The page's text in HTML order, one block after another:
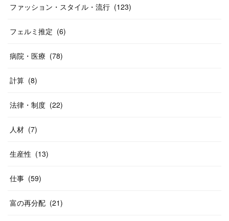
ファッション・スタイル・流行 (123)
フェルミ推定 (6)
病院・医療 (78)
計算 (8)
法律・制度 (22)
人材 (7)
生産性 (13)
仕事 (59)
富の再分配 (21)